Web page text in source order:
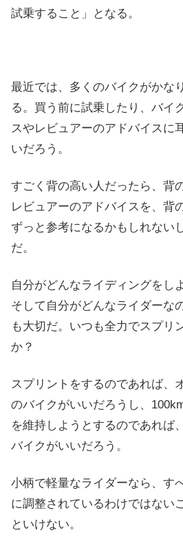
試乗すること」となる。
最近では、多くのバイクがかな
る。買う前に試乗したり、バイ
スやレビュアーのアドバイスに
いだろう。
すごく背の高い人だったら、背
レビュアーのアドバイスを、背
ずっと参考になるかもしれない
だ。
自分がどんなライディングをし
そして自分がどんなライダーな
も大切だ。いつも全力でスプリ
か？
スプリントをするのであれば、
のバイクがいいだろうし、
を維持しようとするのであれば
バイクがいいだろう。
小柄で軽量なライダーなら、す
に調整されているわけではない
といけない。